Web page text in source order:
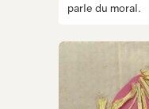
parle du moral.